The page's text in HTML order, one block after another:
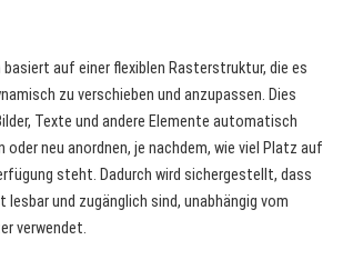
basiert auf einer flexiblen Rasterstruktur, die es
zu verschieben und anzupassen. Dies
Texte und andere Elemente automatisch
oder neu anordnen, je nachdem, wie viel Platz auf
steht. Dadurch wird sichergestellt, dass
und zugänglich sind, unabhängig vom
verwendet.